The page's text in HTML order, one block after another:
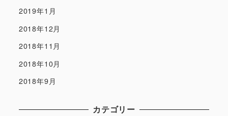
2019年1月
2018年12月
2018年11月
2018年10月
2018年9月
カテゴリー